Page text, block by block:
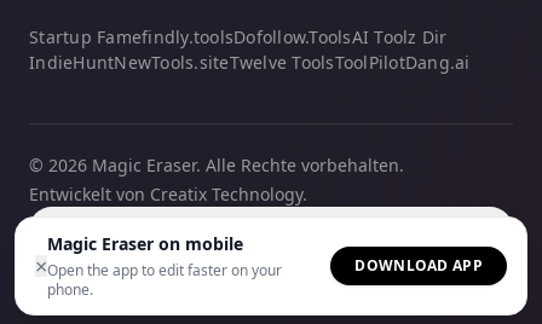
×
Magic Eraser on mobile
Open the app to edit faster on your
phone.
DOWNLOAD APP
Startup Famefindly.toolsDofollow.ToolsAI Toolz Dir
IndieHuntNewTools.siteTwelve ToolsToolPilotDang.ai
© 2026 Magic Eraser. Alle Rechte vorbehalten.
Entwickelt von Creatix Technology.